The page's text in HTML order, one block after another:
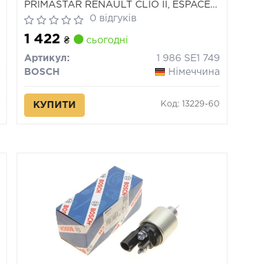
PRIMASTAR RENAULT CLIO II, ESPACE
III, ESPACE IV, GRAND SCENIC II,
LAGUNA, LAGUNA I, LAGUNA II,
LAGUNA III, MEGANE I, MEGANE I
04.98-
0 відгуків
1 422₴ сьогодні
Артикул:
1 986 SE1 749
BOSCH
Німеччина
КУПИТИ Код: 13229-60